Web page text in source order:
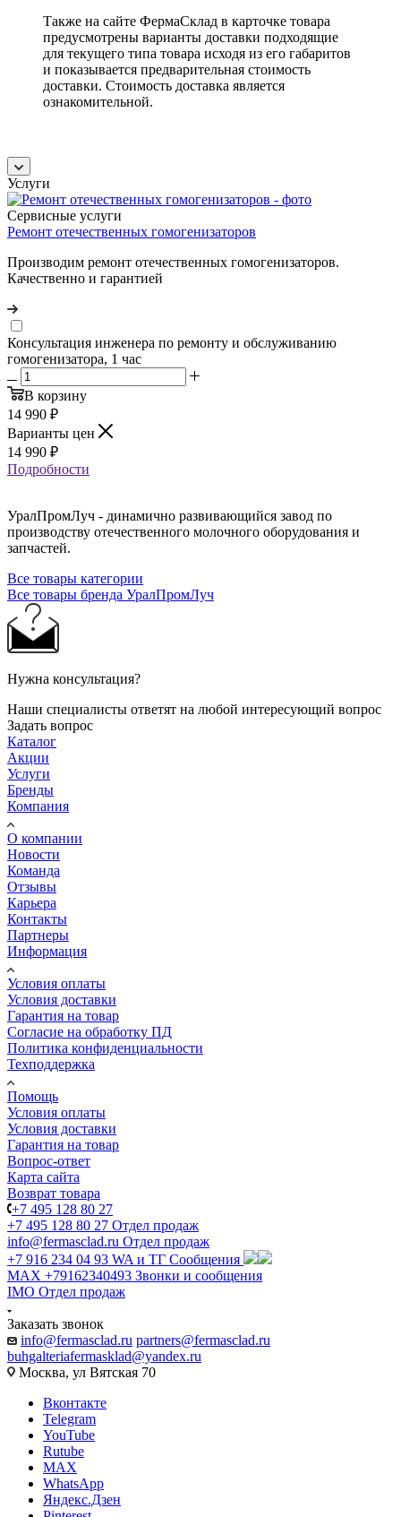
Также на сайте ФермаСклад в карточке товара
предусмотрены варианты доставки подходящие
для текущего типа товара исходя из его габаритов
и показывается предварительная стоимость
доставки. Стоимость доставка является
ознакомительной.
Услуги
Сервисные услуги
Ремонт отечественных гомогенизаторов
Производим ремонт отечественных гомогенизаторов.
Качественно и гарантией
Консультация инженера по ремонту и обслуживанию
гомогенизатора, 1 час
В корзину
14 990 ₽
Варианты цен
14 990 ₽
Подробности
УралПромЛуч - динамично развивающийся завод по
производству отечественного молочного оборудования и
запчастей.
Все товары категории
Все товары бренда УралПромЛуч
Нужна консультация?
Наши специалисты ответят на любой интересующий вопрос
Задать вопрос
Каталог
Акции
Услуги
Бренды
Компания
О компании
Новости
Команда
Отзывы
Карьера
Контакты
Партнеры
Информация
Условия оплаты
Условия доставки
Гарантия на товар
Согласие на обработку ПД
Политика конфиденциальности
Техподдержка
Помощь
Условия оплаты
Условия доставки
Гарантия на товар
Вопрос-ответ
Карта сайта
Возврат товара
+7 495 128 80 27
+7 495 128 80 27 Отдел продаж
info@fermasclad.ru Отдел продаж
+7 916 234 04 93 WA и ТГ Сообщения
MAX +79162340493 Звонки и сообщения
IMO Отдел продаж
Заказать звонок
info@fermasclad.ru partners@fermasclad.ru
buhgalteriafermasklad@yandex.ru
Москва, ул Вятская 70
Вконтакте
Telegram
YouTube
Rutube
MAX
WhatsApp
Яндекс.Дзен